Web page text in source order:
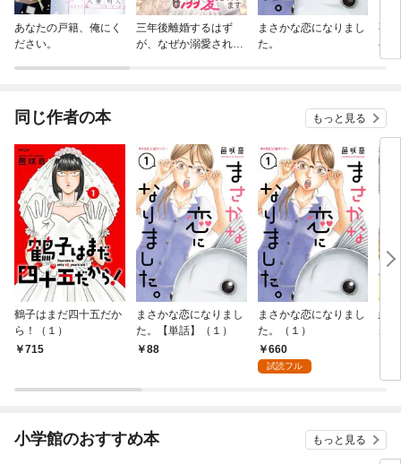
あなたの戸籍、俺にく
ださい。
三年後離婚するはず
が、なぜか溺愛されて
まさかな恋になりまし
た。
夜
ベ
同じ作者の本 もっと見る
鶴子はまだ四十五だか
ら！（１）
715
まさかな恋になりまし
た。【単話】（１）
88
まさかな恋になりまし
た。（１）
660
試読フル
結
が
小学館のおすすめ本 もっと見る